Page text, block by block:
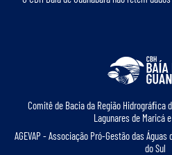
Comitê de Bacia da Região Hidrográﬁca
Lagunares de Maricá
AGEVAP - Associação Pró-Gestão das
do Sul